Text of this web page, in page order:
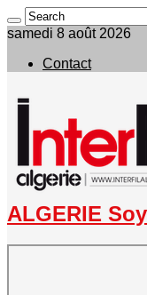
samedi 8 août 2026
Contact
ALGERIE